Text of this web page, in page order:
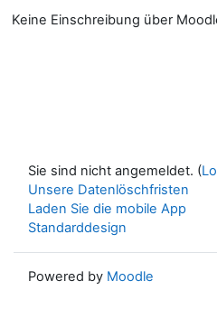
Keine Einschreibung über
Sie sind nicht angemeldet. (
Unsere Datenlöschfristen
Laden Sie die mobile App
Standarddesign
Powered by Moodle